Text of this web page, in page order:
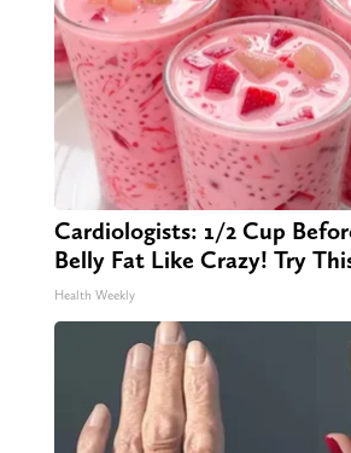
Cardiologists: 1/2 Cup
Belly Fat Like Crazy! Try
Health Weekly